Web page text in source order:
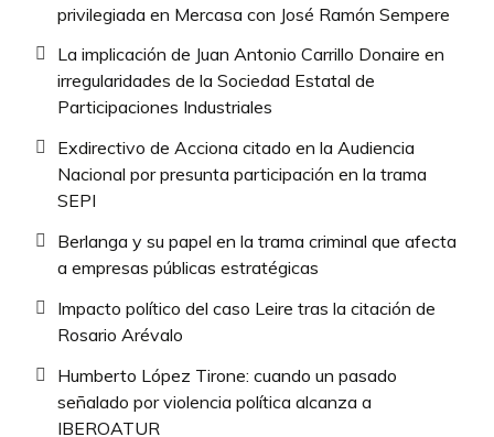
privilegiada en Mercasa con José Ramón Sempere
La implicación de Juan Antonio Carrillo Donaire en
irregularidades de la Sociedad Estatal de
Participaciones Industriales
Exdirectivo de Acciona citado en la Audiencia
Nacional por presunta participación en la trama
SEPI
Berlanga y su papel en la trama criminal que afecta
a empresas públicas estratégicas
Impacto político del caso Leire tras la citación de
Rosario Arévalo
Humberto López Tirone: cuando un pasado
señalado por violencia política alcanza a
IBEROATUR